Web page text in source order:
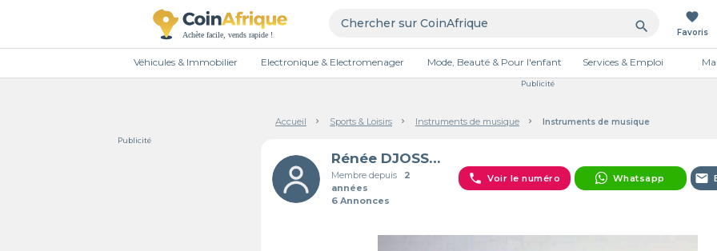
search
favorite
Favoris
Véhicules & Immobilier Electronique & Electromenager Mode, Beauté & Pour l'enfant Services & Emploi
Publicité
Accueil Sports & Loisirs Instruments de musique Instruments de musique
Publicité
Rénée DJOSSOU
Membre depuis2
années
6 Annonces
phone Voir le numéro Whatsapp email